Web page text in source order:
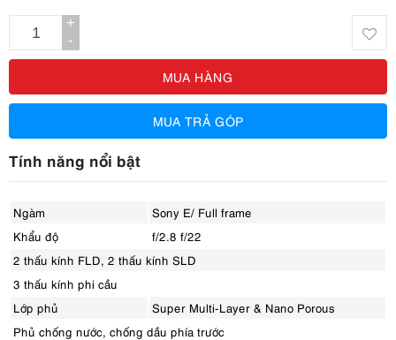
+
-
MUA HÀNG
MUA TRẢ GÓP
Tính năng nổi bật
Ngàm
Sony E/ Full frame
Khẩu độ
f/2.8 f/22
2 thấu kính FLD, 2 thấu kính SLD
3 thấu kính phi cầu
Lớp phủ
Super Multi-Layer & Nano Porous
Phủ chống nước, chống dầu phía trước